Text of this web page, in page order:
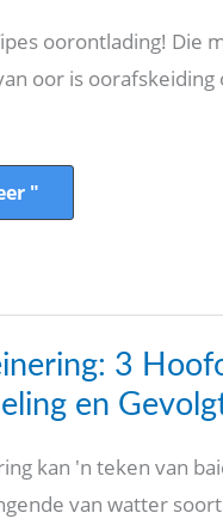
oorontlading! Die
oor is oorafskeiding
"
3
en
kan 'n teken van
van watter